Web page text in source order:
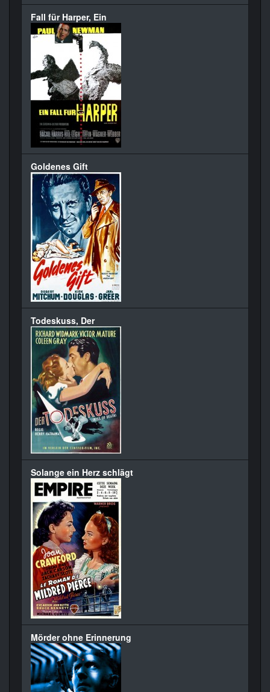
Fall für Harper, Ein
Goldenes Gift
Todeskuss, Der
Solange ein Herz schlägt
Mörder ohne Erinnerung